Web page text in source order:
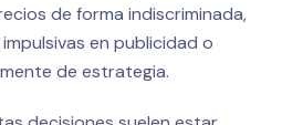
de forma indiscriminada,
en publicidad o
de estrategia.